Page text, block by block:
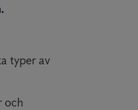
typer av
och